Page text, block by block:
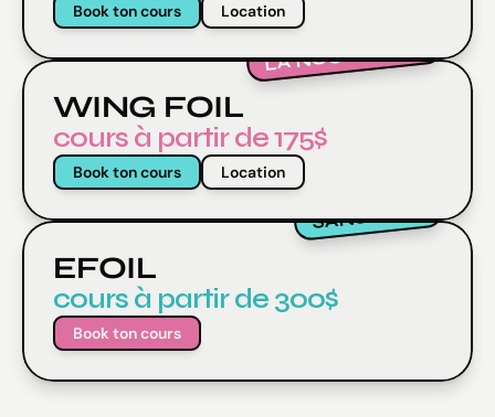
Book ton cours Location
LA NOUVEAUTÉ
WING FOIL
cours à partir de 175$
Book ton cours Location
SANS VENT
EFOIL
cours à partir de 300$
Book ton cours